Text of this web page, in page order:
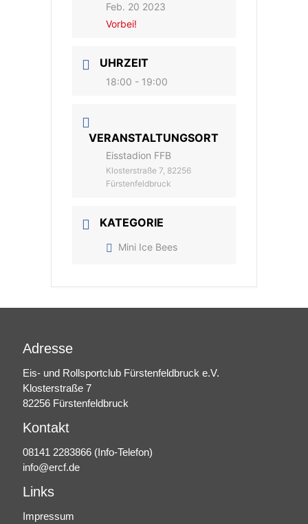
Feb. 20 2023
Vorbei!
UHRZEIT
18:00 - 19:00
VERANSTALTUNGSORT
Eisstadion FFB
Klosterstraße 7, 82256
Fürstenfeldbruck
KATEGORIE
Mini Ice Bees
Adresse
Eis- und Rollsportclub Fürstenfeldbruck e.V.
Klosterstraße 7
82256 Fürstenfeldbruck
Kontakt
08141 2283866 (Info-Telefon)
info@ercf.de
Links
Impressum